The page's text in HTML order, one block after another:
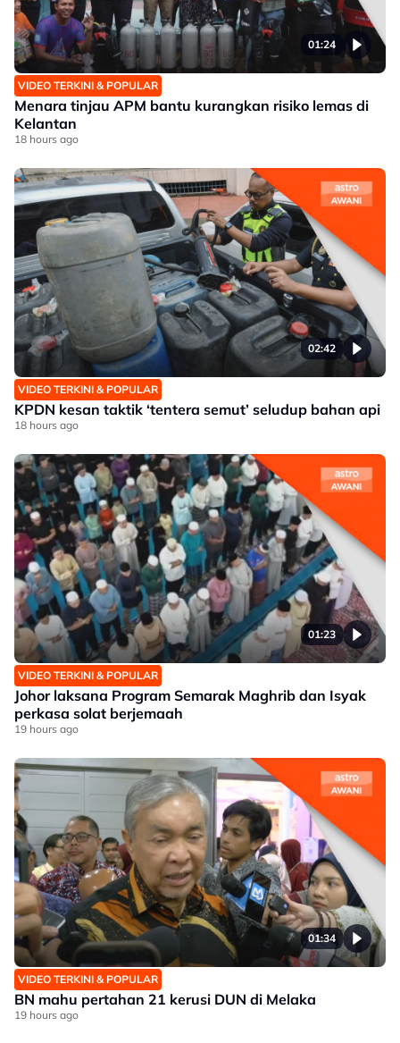
01:24
VIDEO TERKINI & POPULAR
Menara tinjau APM bantu kurangkan risiko lemas di
Kelantan
18 hours ago
02:42
VIDEO TERKINI & POPULAR
KPDN kesan taktik ‘tentera semut’ seludup bahan api
18 hours ago
01:23
VIDEO TERKINI & POPULAR
Johor laksana Program Semarak Maghrib dan Isyak
perkasa solat berjemaah
19 hours ago
01:34
VIDEO TERKINI & POPULAR
BN mahu pertahan 21 kerusi DUN di Melaka
19 hours ago